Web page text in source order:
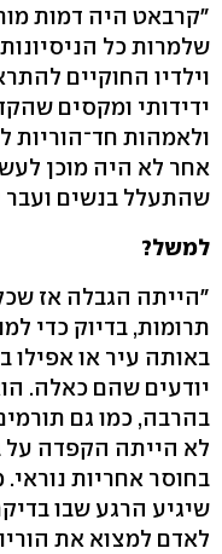
"קרבאט היה דמות
שלמרות כל
וילדיו החוקיים
ידידותי ומקסים
ולאמהות חד־הוריות
אחר לא היה מוכן
שהתעלל בנשים ועבר
למשל?
"הייתה הגבלה אז
תרומות, בדיוק כדי
באותה עיר או
יודעים שהם כאלה.
בהרבה, כמו גם
לא הייתה הקפדה על
בחוסר אחריות
שיגיע הרגע שבו
לאדם למצוא את הוריו